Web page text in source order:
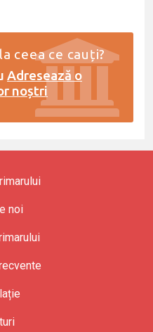
ceea ce cauți?
Adresează o
noștri
noi